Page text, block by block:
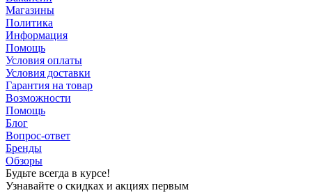
Магазины
Политика
Информация
Помощь
Условия оплаты
Условия доставки
Гарантия на товар
Возможности
Помощь
Блог
Вопрос-ответ
Бренды
Обзоры
Будьте всегда в курсе!
Узнавайте о скидках и акциях первым